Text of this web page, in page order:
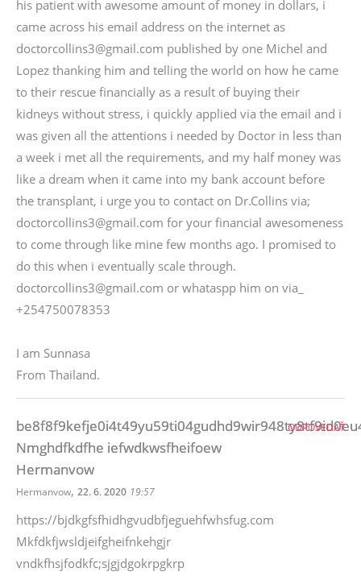
his patient with awesome amount of money in dollars, i
came across his email address on the internet as
doctorcollins3@gmail.com published by one Michel and
Lopez thanking him and telling the world on how he came
to their rescue financially as a result of buying their
kidneys without stress, i quickly applied via the email and i
was given all the attentions i needed by Doctor in less than
a week i met all the requirements, and my half money was
like a dream when it came into my bank account before
the transplant, i urge you to contact on Dr.Collins via;
doctorcollins3@gmail.com for your financial awesomeness
to come through like mine few months ago. I promised to
do this when i eventually scale through.
doctorcollins3@gmail.com or whataspp him on via_
+254750078353
I am Sunnasa
From Thailand.
Nmghdfkdfhe iefwdkwsfheifoew
Hermanvow
Hermanvow, 22. 6. 2020 19:57
https://bjdkgfsfhidhgvudbfjeguehfwhsfug.com
Mkfdkfjwsldjeifgheifnkehgjr
vndkfhsjfodkfc;sjgjdgokrpgkrp
ODPOVEDAŤ